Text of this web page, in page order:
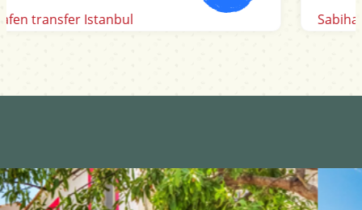
Sabiha Gokcen Flughafen transfer